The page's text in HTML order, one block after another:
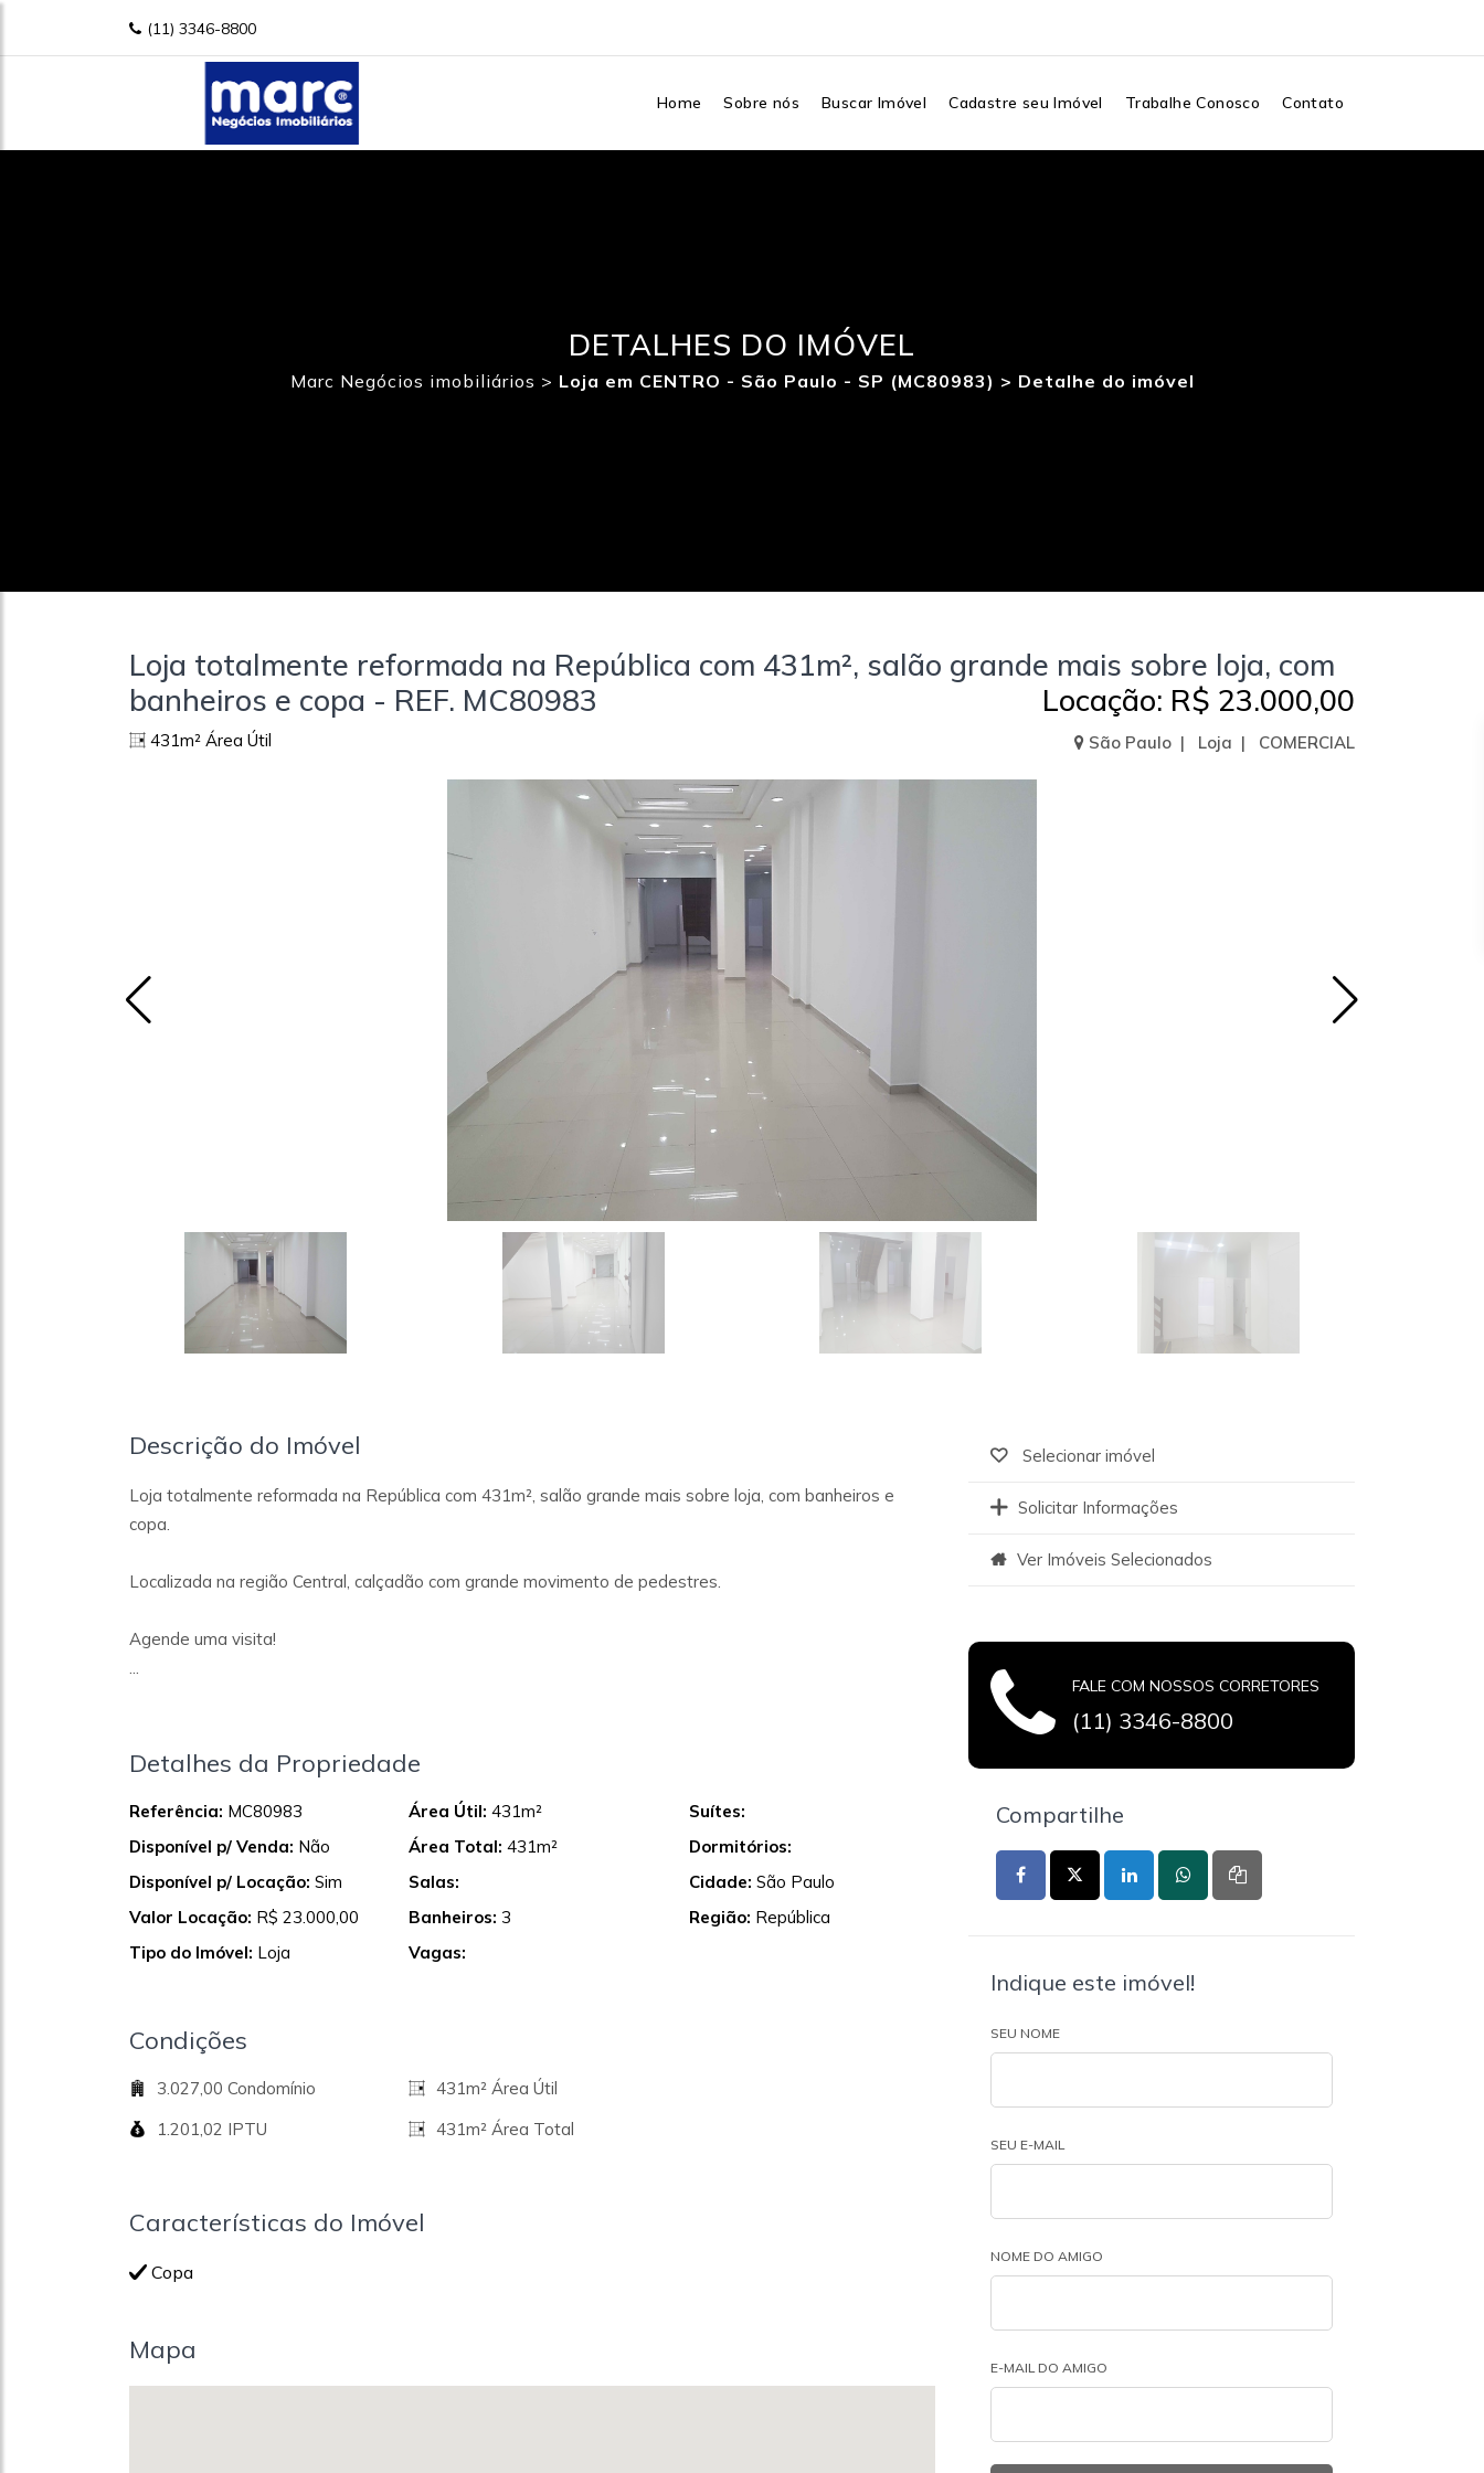
(11) 3346-8800
Home Sobre nós Buscar Imóvel Cadastre seu Imóvel Trabalhe Conosco Contato
DETALHES DO IMÓVEL
Marc Negócios imobiliários > Loja em CENTRO - São Paulo - SP (MC80983) > Detalhe do imóvel
Loja totalmente reformada na República com 431m², salão grande mais sobre loja, com
banheiros e copa - REF. MC80983
Locação: R$ 23.000,00
431m² Área Útil São Paulo | Loja | COMERCIAL
Descrição do Imóvel
Loja totalmente reformada na República com 431m², salão grande mais sobre loja, com banheiros e
copa.
Localizada na região Central, calçadão com grande movimento de pedestres.
Agende uma visita!
...
Detalhes da Propriedade
Referência: MC80983
Disponível p/ Venda: Não
Disponível p/ Locação: Sim
Valor Locação: R$ 23.000,00
Tipo do Imóvel: Loja
Área Útil: 431m²
Área Total: 431m²
Salas:
Banheiros: 3
Vagas:
Suítes:
Dormitórios:
Cidade: São Paulo
Região: República
Condições
3.027,00 Condomínio
1.201,02 IPTU
431m² Área Útil
431m² Área Total
Características do Imóvel
Copa
Mapa
Selecionar imóvel
Solicitar Informações
Ver Imóveis Selecionados
FALE COM NOSSOS CORRETORES
(11) 3346-8800
Compartilhe
Indique este imóvel!
SEU NOME
SEU E-MAIL
NOME DO AMIGO
E-MAIL DO AMIGO